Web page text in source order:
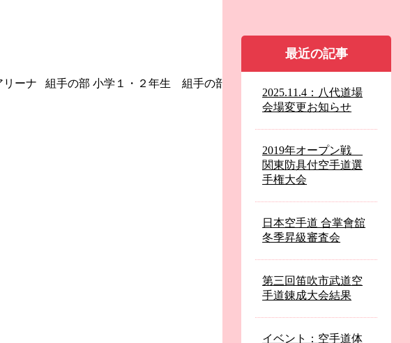
リーナ 組手の部 小学１・２年生 組手の部 順位 氏名 道
最近の記事
2025.11.4：八代道場
会場変更お知らせ
2019年オープン戦
関東防具付空手道選
手権大会
日本空手道 合掌會舘
冬季昇級審査会
第三回笛吹市武道空
手道錬成大会結果
イベント：空手道体